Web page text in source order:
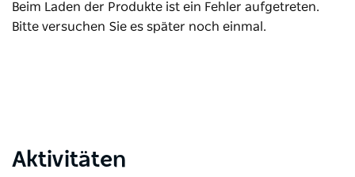
Beim Laden der Produkte ist ein Fehler aufgetreten.
Bitte versuchen Sie es später noch einmal.
Aktivitäten